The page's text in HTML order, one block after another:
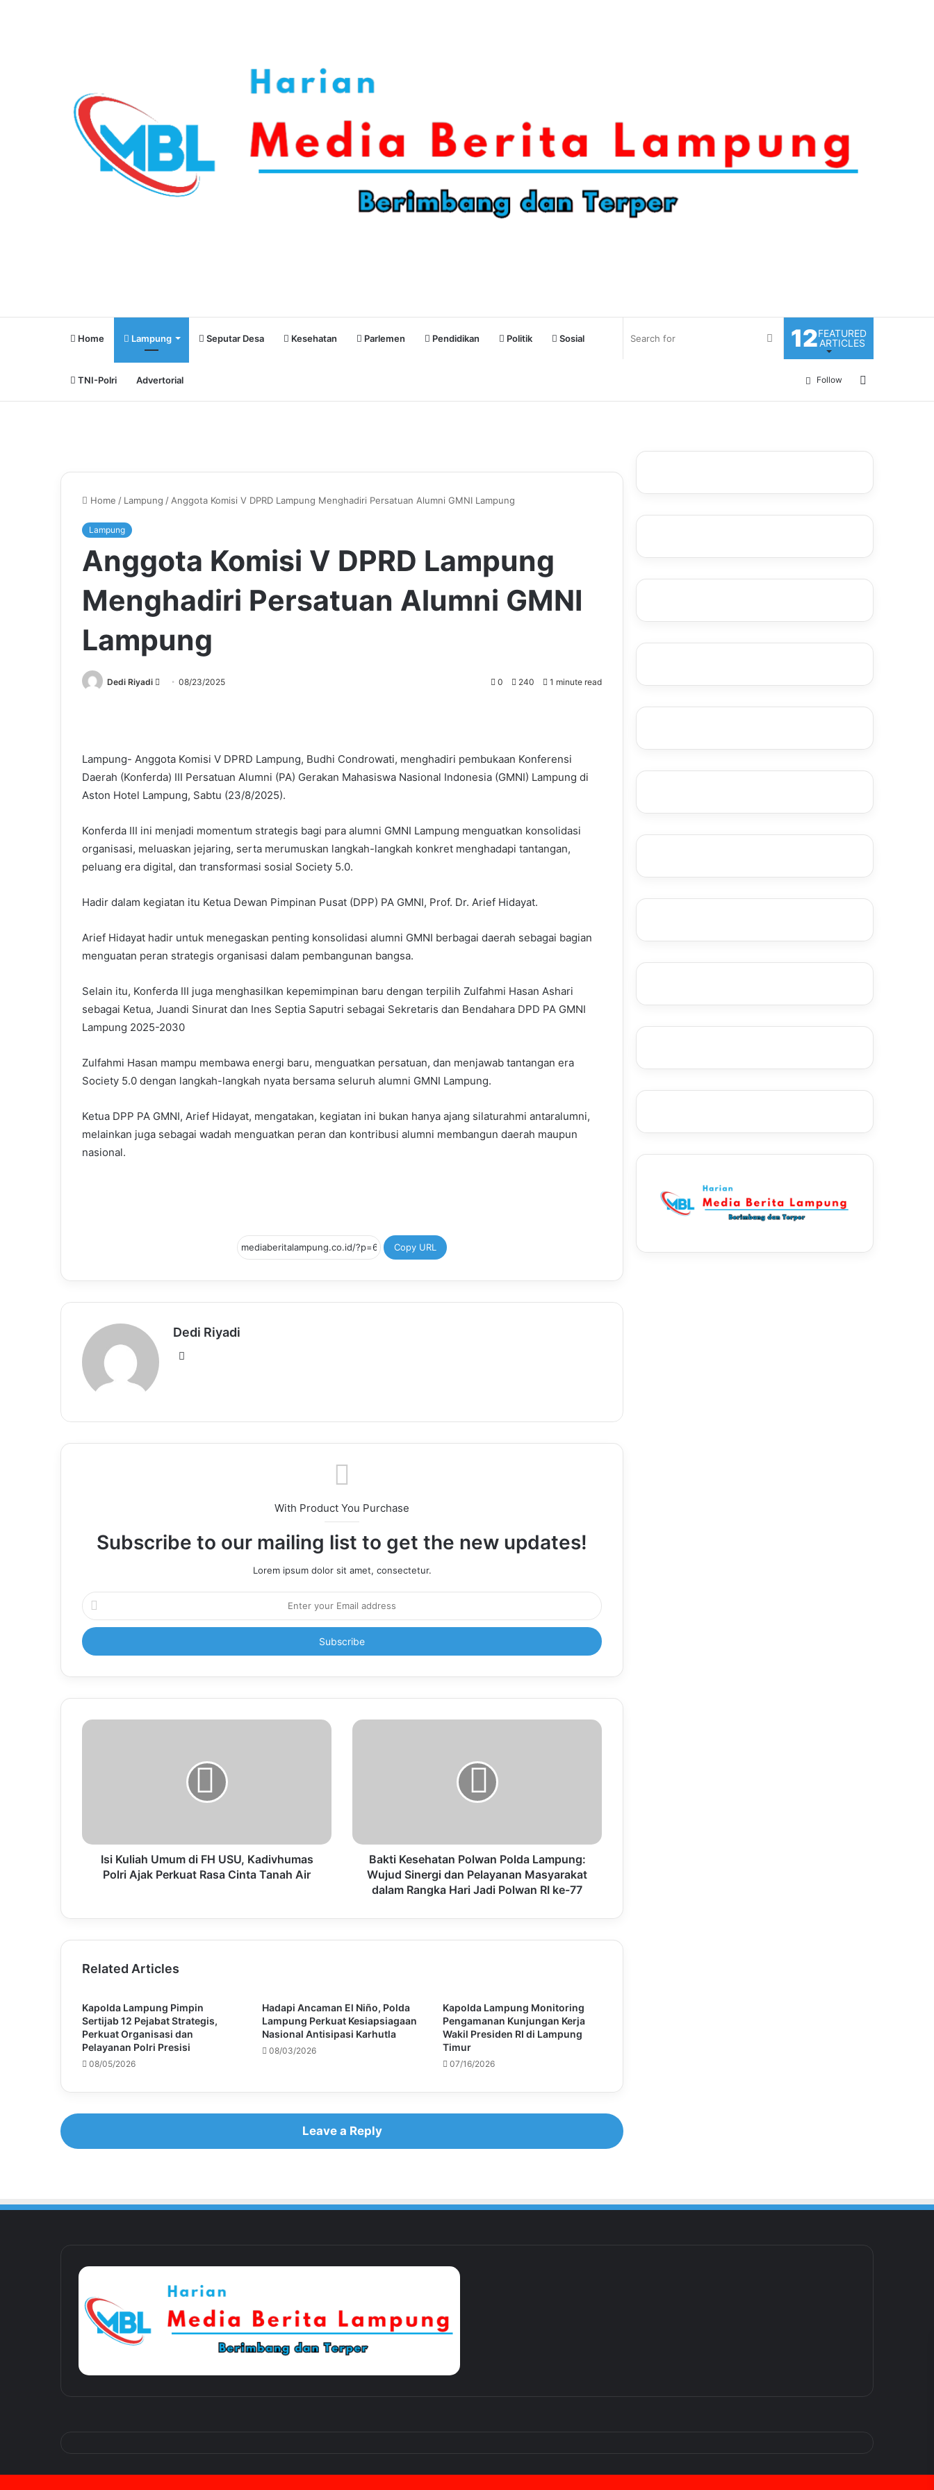
Home Lampung Seputar Desa Kesehatan Parlemen Pendidikan Politik Sosial
TNI-Polri Advertorial
12FEATURED
ARTICLES
Search
Follow
Home / Lampung / Anggota Komisi V DPRD Lampung Menghadiri Persatuan Alumni GMNI Lampung
Lampung
Anggota Komisi V DPRD Lampung
Menghadiri Persatuan Alumni GMNI
Lampung
Dedi Riyadi
Send08/23/2025 0 240 1 minute read
Lampung- Anggota Komisi V DPRD Lampung, Budhi Condrowati, menghadiri pembukaan Konferensi
Daerah (Konferda) III Persatuan Alumni (PA) Gerakan Mahasiswa Nasional Indonesia (GMNI) Lampung di
Aston Hotel Lampung, Sabtu (23/8/2025).
Konferda III ini menjadi momentum strategis bagi para alumni GMNI Lampung menguatkan konsolidasi
organisasi, meluaskan jejaring, serta merumuskan langkah-langkah konkret menghadapi tantangan,
peluang era digital, dan transformasi sosial Society 5.0.
Hadir dalam kegiatan itu Ketua Dewan Pimpinan Pusat (DPP) PA GMNI, Prof. Dr. Arief Hidayat.
Arief Hidayat hadir untuk menegaskan penting konsolidasi alumni GMNI berbagai daerah sebagai bagian
menguatan peran strategis organisasi dalam pembangunan bangsa.
Selain itu, Konferda III juga menghasilkan kepemimpinan baru dengan terpilih Zulfahmi Hasan Ashari
sebagai Ketua, Juandi Sinurat dan Ines Septia Saputri sebagai Sekretaris dan Bendahara DPD PA GMNI
Lampung 2025-2030
Zulfahmi Hasan mampu membawa energi baru, menguatkan persatuan, dan menjawab tantangan era
Society 5.0 dengan langkah-langkah nyata bersama seluruh alumni GMNI Lampung.
Ketua DPP PA GMNI, Arief Hidayat, mengatakan, kegiatan ini bukan hanya ajang silaturahmi antaralumni,
melainkan juga sebagai wadah menguatkan peran dan kontribusi alumni membangun daerah maupun
nasional.
Copy URL
Dedi Riyadi
With Product You Purchase
Subscribe to our mailing list to get the new updates!
Lorem ipsum dolor sit amet, consectetur.
Enter
your
Email
address
Isi Kuliah Umum di FH USU, Kadivhumas
Polri Ajak Perkuat Rasa Cinta Tanah Air
Bakti Kesehatan Polwan Polda Lampung:
Wujud Sinergi dan Pelayanan Masyarakat
dalam Rangka Hari Jadi Polwan RI ke-77
Related Articles
Kapolda Lampung Pimpin
Sertijab 12 Pejabat Strategis,
Perkuat Organisasi dan
Pelayanan Polri Presisi
08/05/2026
Hadapi Ancaman El Niño, Polda
Lampung Perkuat Kesiapsiagaan
Nasional Antisipasi Karhutla
08/03/2026
Kapolda Lampung Monitoring
Pengamanan Kunjungan Kerja
Wakil Presiden RI di Lampung
Timur
07/16/2026
Leave a Reply